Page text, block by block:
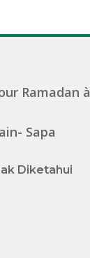
Ramadan à
Sapa
Diketahui